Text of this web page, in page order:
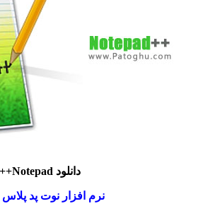
دانلود Notepad++
نرم افزار نوت پد پلاس پلاس